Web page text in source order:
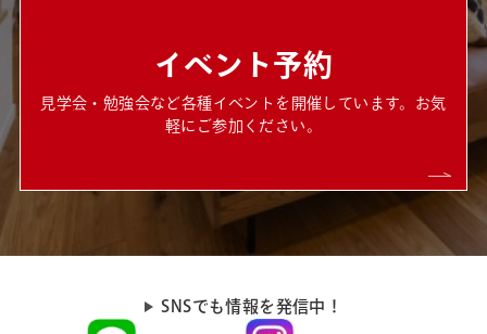
イベント予約
見学会・勉強会など各種イベントを開催しています。お気
軽にご参加ください。
SNSでも情報を発信中！